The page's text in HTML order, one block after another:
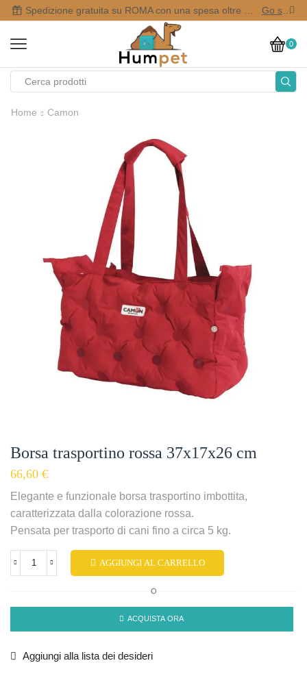
Go shop
0
Home Camon
Borsa trasportino rossa 37x17x26 cm
66,60 €
Elegante e funzionale borsa trasportino imbottita,
caratterizzata dalla colorazione rossa.
Pensata per trasporto di cani fino a circa 5 kg.
AGGIUNGI AL CARRELLO
O
ACQUISTA ORA
Aggiungi alla lista dei desideri